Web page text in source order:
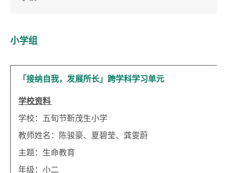
小学组
「接纳自我，发展所长」跨学科学习单元
学校资料
学校：五旬节靳茂生小学
教师姓名：陈骏豪、夏碧莹、龚雯蔚
主题：生命教育
年级：小二